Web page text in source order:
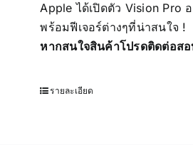
Apple ได้เปิดตัว Vision Pro
พร้อมฟีเจอร์ต่างๆที่น่าสนใจ !
หากสนใจสินค้าโปรดติดต่อสอ
รายละเอียด